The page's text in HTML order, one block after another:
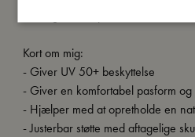
Kort om mig:
- Giver UV 50+ beskyttelse
- Giver en komfortabel pasform
- Hjælper med at opretholde en
- Justerbar støtte med aftagelige